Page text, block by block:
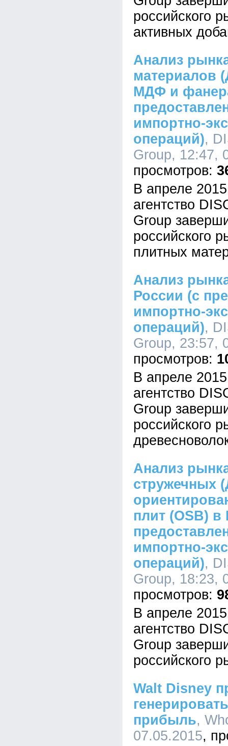
российского
активных
Анализ
материалов
МДФ и
импортно-
операций),
Group, 12:47,
В апреле
агентство
Group
российского
плитных
Анализ
России (с
импортно-
операций),
Group, 23:57,
В апреле
агентство
Group
российского
Анализ
стружечных
плит (OSB) в
импортно-
операций),
Group, 18:23,
В апреле
агентство
Group
российского
Walt Disney
прибыль,
07.05.2015